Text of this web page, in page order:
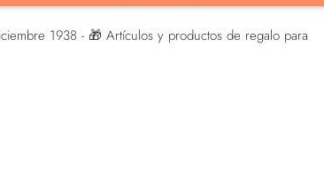
1938 - 🎁 Artículos y productos de regalo para